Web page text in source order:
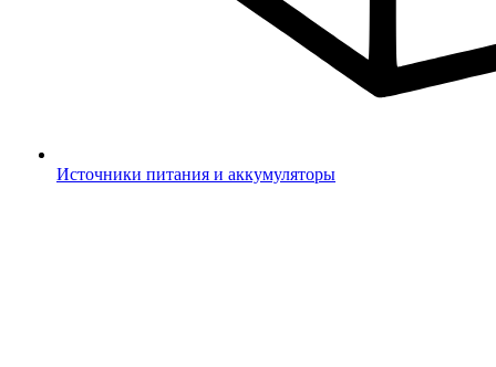
Источники питания и аккумуляторы